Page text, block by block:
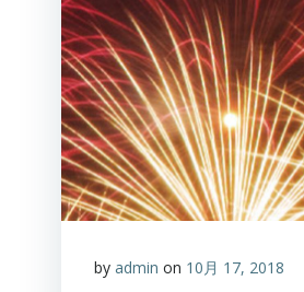
by admin on 10月 17, 2018